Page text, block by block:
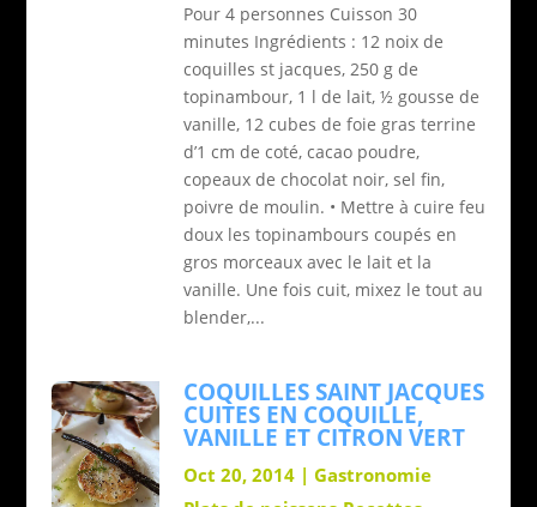
Pour 4 personnes Cuisson 30
minutes Ingrédients : 12 noix de
coquilles st jacques, 250 g de
topinambour, 1 l de lait, ½ gousse de
vanille, 12 cubes de foie gras terrine
d’1 cm de coté, cacao poudre,
copeaux de chocolat noir, sel fin,
poivre de moulin. • Mettre à cuire feu
doux les topinambours coupés en
gros morceaux avec le lait et la
vanille. Une fois cuit, mixez le tout au
blender,...
COQUILLES SAINT JACQUES
CUITES EN COQUILLE,
VANILLE ET CITRON VERT
Oct 20, 2014 |Gastronomie